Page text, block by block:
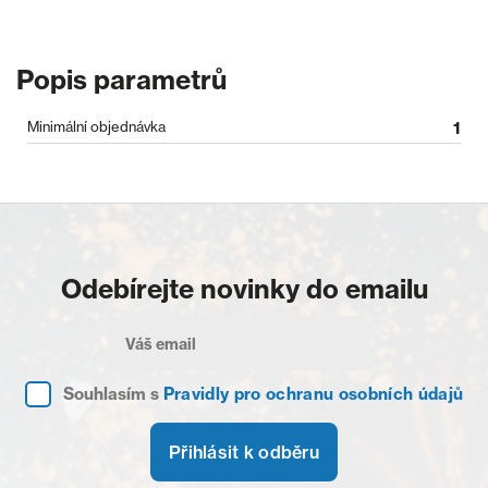
Popis parametrů
Minimální objednávka 1
Odebírejte novinky do emailu
Souhlasím s Pravidly pro ochranu osobních údajů
Přihlásit k odběru